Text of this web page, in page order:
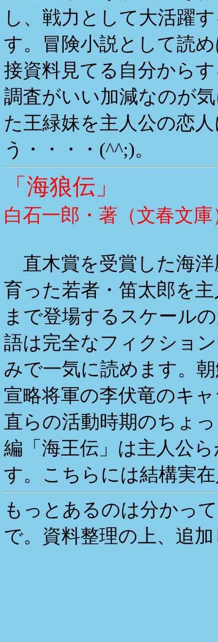
し、戦力として大活躍
す。冒険小説として読
接資料見てる自分から
調査がいい加減なのが
た王緑妹を主人公の恋
う・・・・(^^;)。
「海狼伝」
白石一郎・著（文春文庫
直木賞を受賞した海洋
育った若者・笛太郎を
まで登場するスケール
語は完全なフィクショ
みで一気に読めます。
宣略将軍の李伏竜のキ
直らの活動時期のちょ
編「海王伝」は主人公
す。こちらには結構実
もっとあるのは分かっ
で。資料整理の上、追